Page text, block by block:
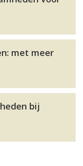
met meer
bij